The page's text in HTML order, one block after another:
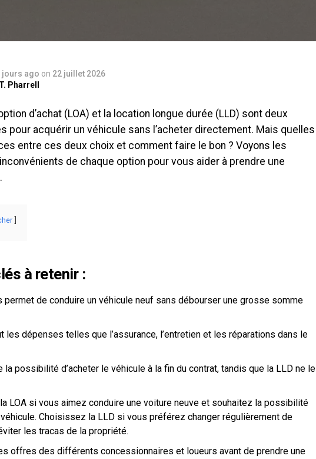
jours ago on 22 juillet 2026
Pharrell
d’achat (LOA) et la location longue durée (LLD) sont deux
pour acquérir un véhicule sans l’acheter directement. Mais quelles
entre ces deux choix et comment faire le bon ? Voyons les
de chaque option pour vous aider à prendre une
à retenir :
permet de conduire un véhicule neuf sans débourser une grosse somme
les dépenses telles que l’assurance, l’entretien et les réparations dans le
la possibilité d’acheter le véhicule à la fin du contrat, tandis que la LLD ne le
LOA si vous aimez conduire une voiture neuve et souhaitez la possibilité
véhicule. Choisissez la LLD si vous préférez changer régulièrement de
les tracas de la propriété.
offres des différents concessionnaires et loueurs avant de prendre une